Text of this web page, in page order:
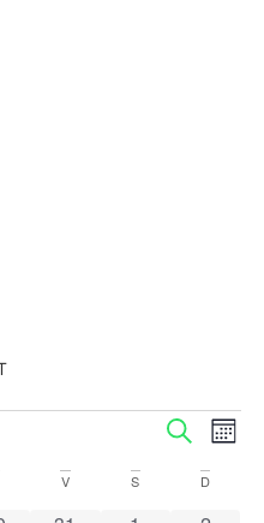
Recherche
Mois
V S D